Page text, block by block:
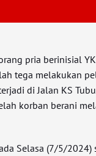
pria berinisial
tega melakukan
di Jalan KS
korban berani
Selasa (7/5/